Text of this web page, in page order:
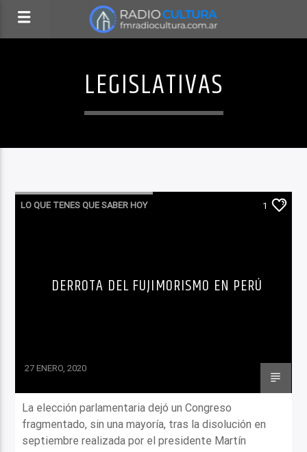
LEGISLATIVAS
LO QUE TENES QUE SABER HOY 1
DERROTA DEL FUJIMORISMO EN PERÚ
27 ENERO, 2020
La elección parlamentaria dejó un Congreso
fragmentado, sin una mayoría, tras la disolución en
septiembre realizada por el presidente Martín